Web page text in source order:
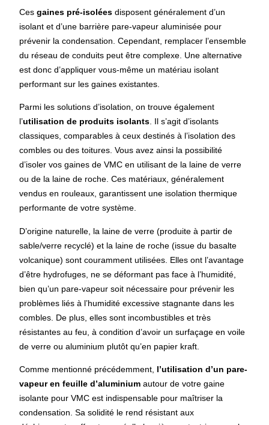
Cesgaines pré-isolées disposent généralement d’un
isolant et d’une barrière pare-vapeur aluminisée pour
prévenir la condensation. Cependant, remplacer l’ensemble
du réseau de conduits peut être complexe. Une alternative
est donc d’appliquer vous-même un matériau isolant
performant sur les gaines existantes.
Parmi les solutions d’isolation, on trouve également
l’utilisation de produits isolants. Il s’agit d’isolants
classiques, comparables à ceux destinés à l’isolation des
combles ou des toitures. Vous avez ainsi la possibilité
d’isoler vos gaines de VMC en utilisant de la laine de verre
ou de la laine de roche. Ces matériaux, généralement
vendus en rouleaux, garantissent une isolation thermique
performante de votre système.
D’origine naturelle, la laine de verre (produite à partir de
sable/verre recyclé) et la laine de roche (issue du basalte
volcanique) sont couramment utilisées. Elles ont l’avantage
d’être hydrofuges, ne se déformant pas face à l’humidité,
bien qu’un pare-vapeur soit nécessaire pour prévenir les
problèmes liés à l’humidité excessive stagnante dans les
combles. De plus, elles sont incombustibles et très
résistantes au feu, à condition d’avoir un surfaçage en voile
de verre ou aluminium plutôt qu’en papier kraft.
Comme mentionné précédemment, l’utilisation d’un pare-
vapeur en feuille d’aluminium autour de votre gaine
isolante pour VMC est indispensable pour maîtriser la
condensation. Sa solidité le rend résistant aux